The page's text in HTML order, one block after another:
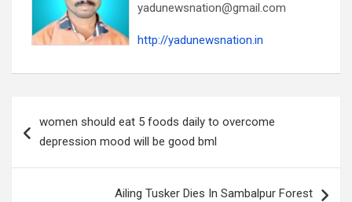
yadunewsnation@gmail.com
http://yadunewsnation.in
navigation
women should eat 5 foods daily to overcome
depression mood will be good bml
Ailing Tusker Dies In Sambalpur Forest